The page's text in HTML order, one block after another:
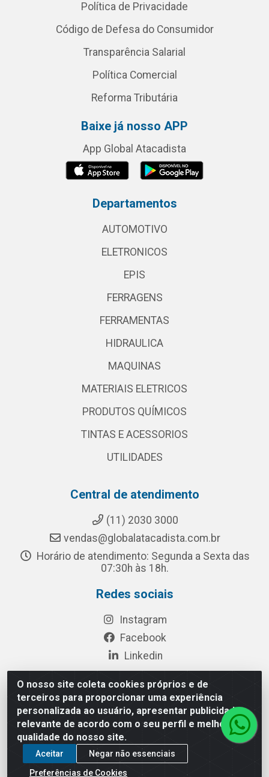
O nosso site coleta cookies próprios e de
terceiros para proporcionar uma experiência
personalizada ao usuário, apresentar publicidade
relevante de acordo com o seu perfil e melhorar a
qualidade do nosso site.
Aceitar
Negar não essenciais
Preferências de Cookies
Política de Privacidade
Código de Defesa do Consumidor
Transparência Salarial
Política Comercial
Reforma Tributária
Baixe já nosso APP
App Global Atacadista
Departamentos
AUTOMOTIVO
ELETRONICOS
EPIS
FERRAGENS
FERRAMENTAS
HIDRAULICA
MAQUINAS
MATERIAIS ELETRICOS
PRODUTOS QUÍMICOS
TINTAS E ACESSORIOS
UTILIDADES
Central de atendimento
(11) 2030 3000
vendas@globalatacadista.com.br
Horário de atendimento: Segunda a Sexta das
07:30h às 18h.
Redes sociais
Instagram
Facebook
Linkedin
Rua Chipuê, 117 - S. Miguel Paulista São Paulo/SP - CEP
08010-260- CNPJ: 03.010.739/0001-72